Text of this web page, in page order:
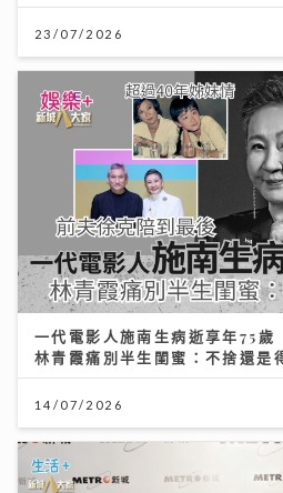
23/07/2026
一代電影人施南生病逝享年75
林青霞痛別半生閨蜜：不捨還是
14/07/2026